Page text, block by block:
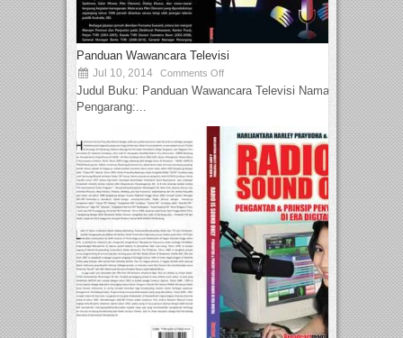
Panduan Wawancara Televisi
Jul 10, 2014 Comments Off
Judul Buku: Panduan Wawancara Televisi Nama
Pengarang:...